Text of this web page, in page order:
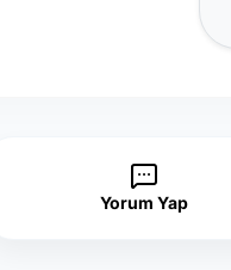
Yorum Yap